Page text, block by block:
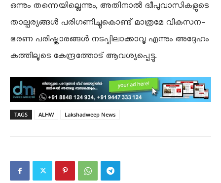
ഒന്നും തന്നെയില്ലെന്നും, അതിനാൽ ദ്വീപുവാസികളുടെ
താല്പര്യങ്ങൾ പരിഗണിച്ചുകൊണ്ട് മാത്രമേ വികസന-
ഭരണ പരിഷ്കാരങ്ങൾ നടപ്പിലാക്കാവൂ എന്നും അദ്ദേഹം
കത്തിലൂടെ കേന്ദ്രത്തോട് ആവശ്യപ്പെട്ടു.
TAGS ALHW Lakshadweep News